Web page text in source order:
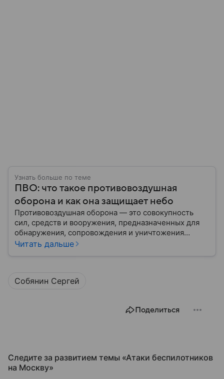
Узнать больше по теме
ПВО: что такое противовоздушная
оборона и как она защищает небо
Противовоздушная оборона — это совокупность
сил, средств и вооружения, предназначенных для
обнаружения, сопровождения и уничтожения
средств воздушного нападения. Современные
главное.
Читать дальше
Собянин Сергей
Поделиться
Следите за развитием темы «Атаки беспилотников
на Москву»